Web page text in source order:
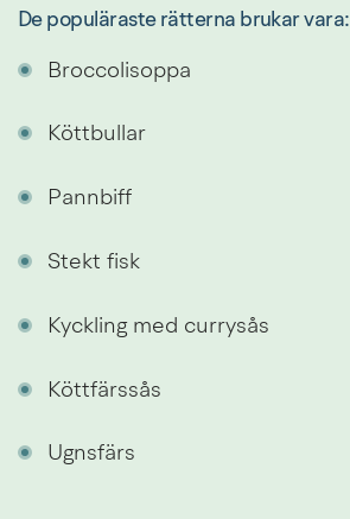
De populäraste rätterna brukar vara:
Broccolisoppa
Köttbullar
Pannbiff
Stekt fisk
Kyckling med currysås
Köttfärssås
Ugnsfärs